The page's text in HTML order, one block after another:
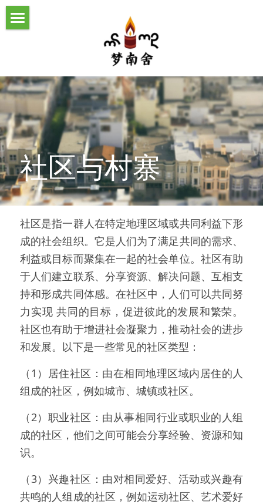
气候变化应对
助力乡村振兴
生态文化与生物多样性
工作理念与动态
机构动态
媒体报道
社区工作理念
报告及手册下载
关于我们
发展历程
团队成员
机构荣誉
我们的伙伴
Home
Climate Risk Assessment Guide
About us
Our history
Team members
Sponsors & Partners
Honors
社区与村寨
社区是指一群人在特定地理区域或共同利益下形
成的社会组织。它是人们为了满足共同的需求、
利益或目标而聚集在一起的社会单位。社区有助
于人们建立联系、分享资源、解决问题、互相支
持和形成共同体感。在社区中，人们可以共同努
力实现 共同的目标，促进彼此的发展和繁荣。
社区也有助于增进社会凝聚力，推动社会的进步
和发展。以下是一些常见的社区类型：
（1）居住社区：由在相同地理区域内居住的人
组成的社区，例如城市、城镇或社区。
（2）职业社区：由从事相同行业或职业的人组
成的社区，他们之间可能会分享经验、资源和知
识。
（3）兴趣社区：由对相同爱好、活动或兴趣有
共鸣的人组成的社区，例如运动社区、艺术爱好